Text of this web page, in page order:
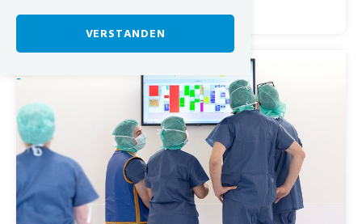
VERSTANDEN
-